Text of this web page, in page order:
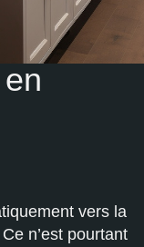
vers la
n’est pourtant